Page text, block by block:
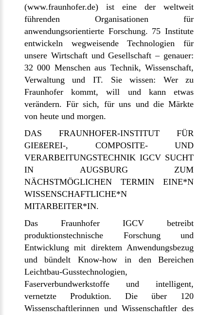
(www.fraunhofer.de) ist eine der weltweit
führenden Organisationen für
anwendungsorientierte Forschung. 75 Institute
entwickeln wegweisende Technologien für
unsere Wirtschaft und Gesellschaft – genauer:
32 000 Menschen aus Technik, Wissenschaft,
Verwaltung und IT. Sie wissen: Wer zu
Fraunhofer kommt, will und kann etwas
verändern. Für sich, für uns und die Märkte
von heute und morgen.
DAS FRAUNHOFER-INSTITUT FÜR
GIEßEREI-, COMPOSITE- UND
VERARBEITUNGSTECHNIK IGCV SUCHT
IN AUGSBURG ZUM
NÄCHSTMÖGLICHEN TERMIN EINE*N
WISSENSCHAFTLICHE*N
MITARBEITER*IN.
Das Fraunhofer IGCV betreibt
produktionstechnische Forschung und
Entwicklung mit direktem Anwendungsbezug
und bündelt Know-how in den Bereichen
Leichtbau-Gusstechnologien,
Faserverbundwerkstoffe und intelligent,
vernetzte Produktion. Die über 120
Wissenschaftlerinnen und Wissenschaftler des